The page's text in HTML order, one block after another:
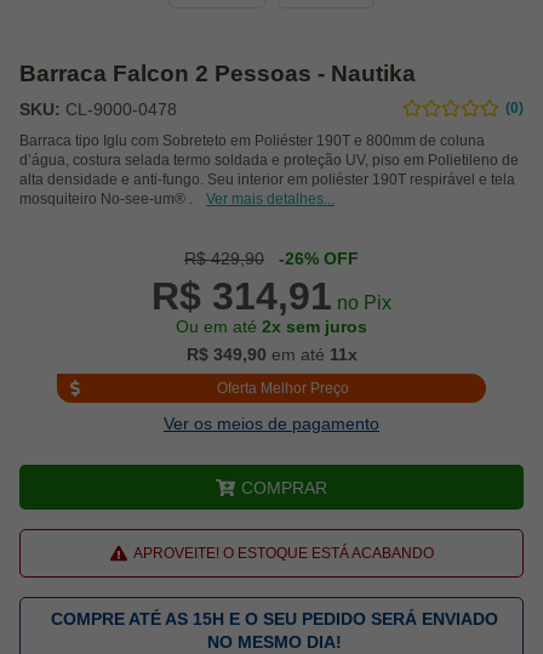
Barraca Falcon 2 Pessoas - Nautika
SKU: CL-9000-0478
(0)
Barraca tipo Iglu com Sobreteto em Poliéster 190T e 800mm de coluna
d’água, costura selada termo soldada e proteção UV, piso em Polietileno de
alta densidade e anti-fungo. Seu interior em poliéster 190T respirável e tela
mosquiteiro No-see-um® .
Ver mais detalhes...
R$ 429,90 -26% OFF
R$ 314,91 no Pix
Ou em até 2x sem juros
R$ 349,90 em até 11x
Oferta Melhor Preço
Ver os meios de pagamento
COMPRAR
APROVEITE! O ESTOQUE ESTÁ ACABANDO
COMPRE ATÉ AS 15H E O SEU PEDIDO SERÁ ENVIADO
NO MESMO DIA!